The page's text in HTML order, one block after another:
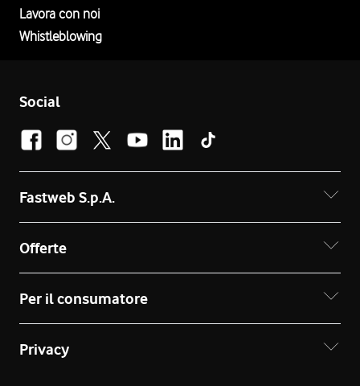
Lavora con noi
Whistleblowing
Social
Fastweb S.p.A.
Offerte
Per il consumatore
Privacy